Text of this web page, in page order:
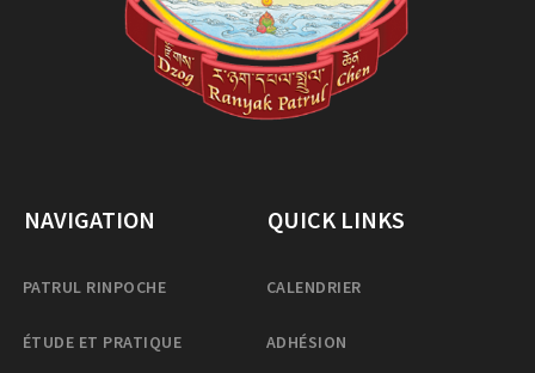
NAVIGATION
PATRUL RINPOCHE
ÉTUDE ET PRATIQUE
QUICK LINKS
CALENDRIER
ADHÉSION